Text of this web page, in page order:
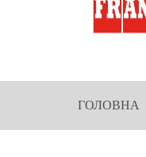
ГОЛОВНА